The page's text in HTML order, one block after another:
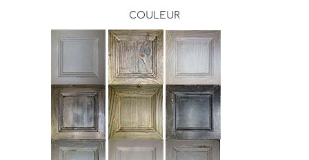
COULEUR